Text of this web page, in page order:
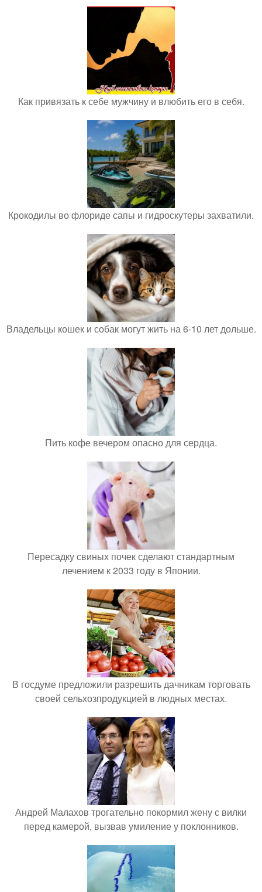
Как привязать к себе мужчину и влюбить его в себя.
Крокодилы во флориде сапы и гидроскутеры захватили.
Владельцы кошек и собак могут жить на 6-10 лет дольше.
Пить кофе вечером опасно для сердца.
Пересадку свиных почек сделают стандартным
лечением к 2033 году в Японии.
В госдуме предложили разрешить дачникам торговать
своей сельхозпродукцией в людных местах.
Андрей Малахов трогательно покормил жену с вилки
перед камерой, вызвав умиление у поклонников.